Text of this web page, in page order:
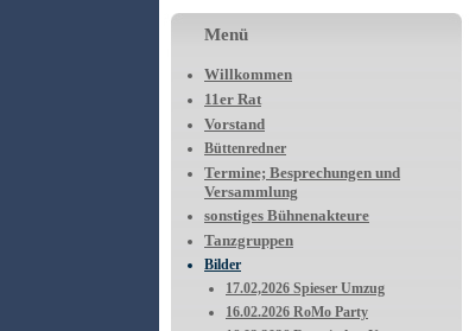
Menü
Willkommen
11er Rat
Vorstand
Büttenredner
Termine; Besprechungen und
Versammlung
sonstiges Bühnenakteure
Tanzgruppen
Bilder
17.02,2026 Spieser Umzug
16.02.2026 RoMo Party